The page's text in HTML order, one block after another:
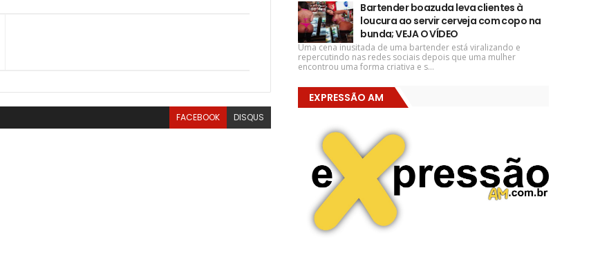
FACEBOOK DISQUS
Bartender boazuda leva clientes à
loucura ao servir cerveja com copo na
bunda; VEJA O VÍDEO
Uma cena inusitada de uma bartender está viralizando e
repercutindo nas redes sociais depois que uma mulher
encontrou uma forma criativa e s...
EXPRESSÃO AM